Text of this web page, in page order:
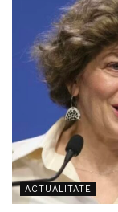
ACTUALITATE